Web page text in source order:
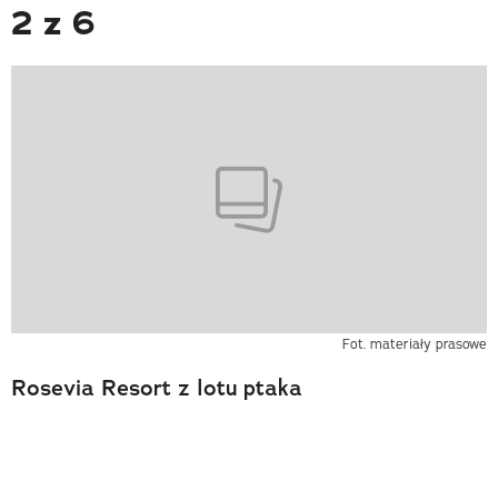
2 z 6
Fot. materiały prasowe
Rosevia Resort z lotu ptaka